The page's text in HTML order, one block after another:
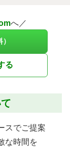
へ／
る
スでご提案
な時間を